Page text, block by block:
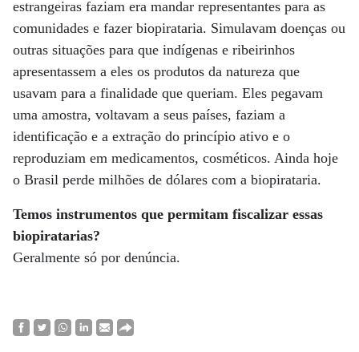
estrangeiras faziam era mandar representantes para as
comunidades e fazer biopirataria. Simulavam doenças ou
outras situações para que indígenas e ribeirinhos
apresentassem a eles os produtos da natureza que
usavam para a finalidade que queriam. Eles pegavam
uma amostra, voltavam a seus países, faziam a
identificação e a extração do princípio ativo e o
reproduziam em medicamentos, cosméticos. Ainda hoje
o Brasil perde milhões de dólares com a biopirataria.
Temos instrumentos que permitam fiscalizar essas
biopiratarias?
Geralmente só por denúncia.